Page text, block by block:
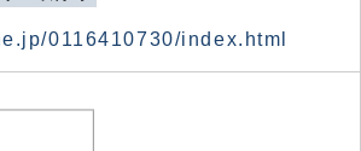
0116410730/index.html